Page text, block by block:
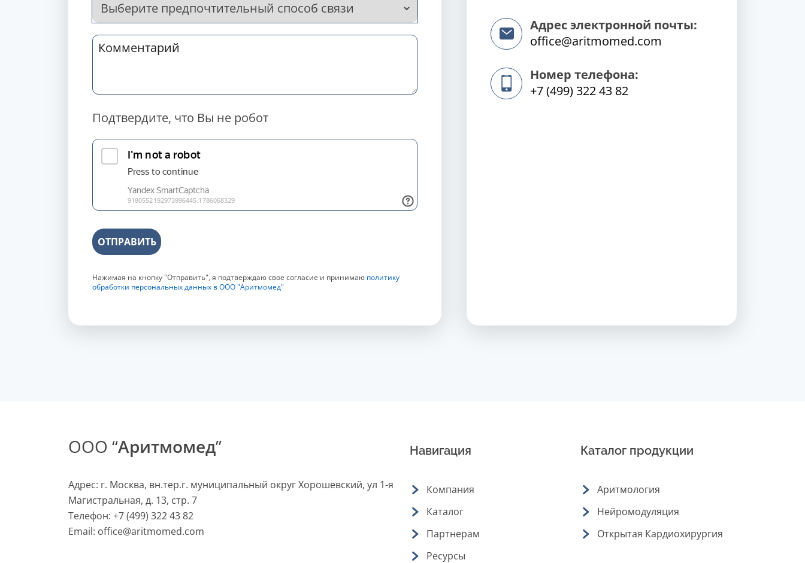
Подтвердите, что Вы не робот
ОТПРАВИТЬ
Нажимая на кнопку "Отправить", я подтверждаю свое согласие и принимаю политику
обработки персональных данных в ООО "Аритмомед"
Адрес электронной почты:
office@aritmomed.com
Номер телефона:
+7 (499) 322 43 82
ООО “Аритмомед”
Адрес: г. Москва, вн.тер.г. муниципальный округ Хорошевский, ул 1-я
Магистральная, д. 13, стр. 7
Телефон: +7 (499) 322 43 82
Email: office@aritmomed.com
Навигация
Компания
Каталог
Партнерам
Ресурсы
Каталог продукции
Аритмология
Нейромодуляция
Открытая Кардиохирургия